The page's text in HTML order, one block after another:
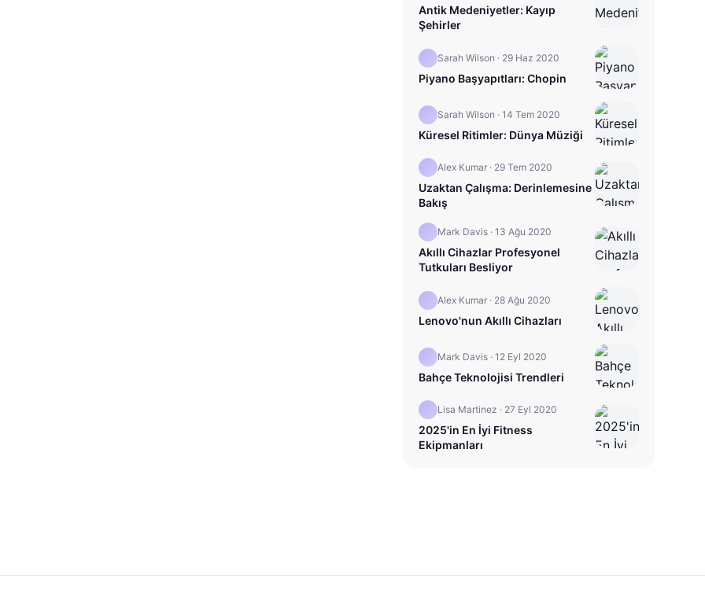
Antik Medeniyetler: Kayıp
Şehirler
Sarah Wilson · 29 Haz 2020
Piyano Başyapıtları: Chopin
Sarah Wilson · 14 Tem 2020
Küresel Ritimler: Dünya Müziği
Alex Kumar · 29 Tem 2020
Uzaktan Çalışma: Derinlemesine
Bakış
Mark Davis · 13 Ağu 2020
Akıllı Cihazlar Profesyonel
Tutkuları Besliyor
Alex Kumar · 28 Ağu 2020
Lenovo'nun Akıllı Cihazları
Mark Davis · 12 Eyl 2020
Bahçe Teknolojisi Trendleri
Lisa Martinez · 27 Eyl 2020
2025'in En İyi Fitness
Ekipmanları